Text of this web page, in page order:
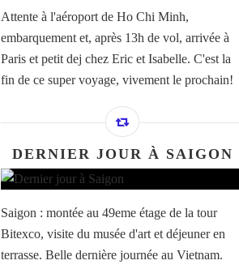
Attente à l'aéroport de Ho Chi Minh,
embarquement et, après 13h de vol, arrivée à
Paris et petit dej chez Eric et Isabelle. C'est la
fin de ce super voyage, vivement le prochain!
DERNIER JOUR À SAIGON
Saigon : montée au 49eme étage de la tour
Bitexco, visite du musée d'art et déjeuner en
terrasse. Belle dernière journée au Vietnam.